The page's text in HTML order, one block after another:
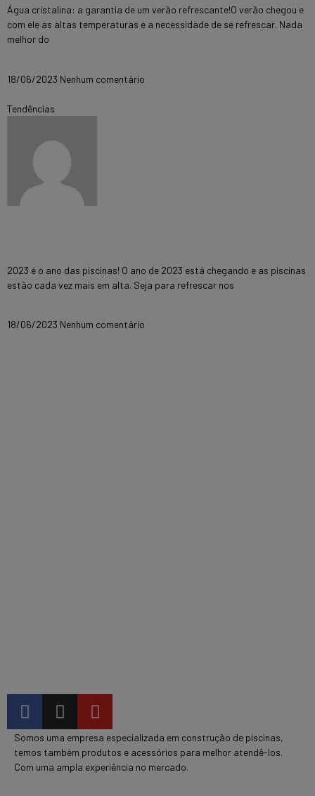
Água cristalina: a garantia de um verão refrescante!O verão chegou e
com ele as altas temperaturas e a necessidade de se refrescar. Nada
melhor do
18/06/2023 Nenhum comentário
Tendências
2023 é o ano das piscinas! O ano de 2023 está chegando e as piscinas
estão cada vez mais em alta. Seja para refrescar nos
18/06/2023 Nenhum comentário
Somos uma empresa especializada em construção de piscinas,
temos também produtos e acessórios para melhor atendê-los.
Com uma ampla experiência no mercado.